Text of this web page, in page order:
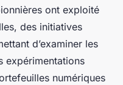
ont exploité
des initiatives
d’examiner les
expérimentations
numériques